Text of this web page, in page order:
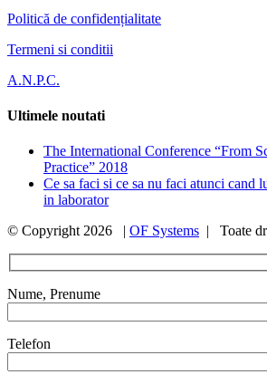
Politică de confidențialitate
Termeni si conditii
A.N.P.C.
Ultimele noutati
The International Conference “From
Practice” 2018
Ce sa faci si ce sa nu faci atunci cand
in laborator
© Copyright 2026 | OF Systems | Toate
Nume, Prenume
Telefon